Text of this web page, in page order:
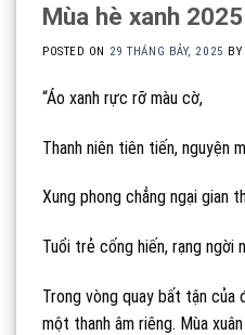
Mùa hè xanh 2025
POSTED ON 29 THÁNG BẢY, 2025 BY
“Áo xanh rực rỡ màu cờ,
Thanh niên tiên tiến, nguyện
Xung phong chẳng ngại gian
Tuổi trẻ cống hiến, rạng ngời
Trong vòng quay bất tận của
một thanh âm riêng. Mùa